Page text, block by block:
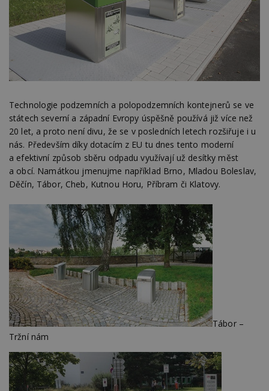
Technologie podzemních a polopodzemních kontejnerů se ve
státech severní a západní Evropy úspěšně používá již více než
20 let, a proto není divu, že se v posledních letech rozšiřuje i u
nás. Především díky dotacím z EU tu dnes tento moderní
a efektivní způsob sběru odpadu využívají už desítky měst
a obcí. Namátkou jmenujme například Brno, Mladou Boleslav,
Děčín, Tábor, Cheb, Kutnou Horu, Příbram či Klatovy.
Tábor –
Tržní nám